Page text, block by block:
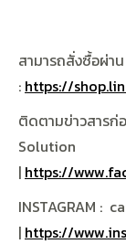
สามารถสั่งซื้อผ่าน
: https://
ติดตามข่าวสารก่
Solution
| https://
INSTAGRAM :
| https://